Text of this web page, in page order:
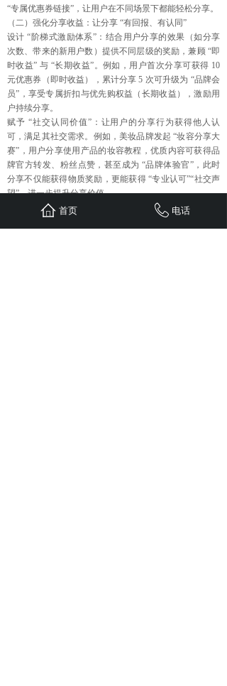
“专属优惠券链接”，让用户在不同场景下都能轻松分享。
（二）强化分享收益：让分享 “有回报、有认同”
设计 “阶梯式激励体系”：结合用户分享的效果（如分享
次数、带来的新用户数）提供不同层级的奖励，兼顾 “即
时收益” 与 “长期收益”。例如，用户首次分享可获得 10
元优惠券（即时收益），累计分享 5 次可升级为 “品牌会
员”，享受专属折扣与优先购权益（长期收益），激励用
户持续分享。
赋予 “社交认同价值”：让用户的分享行为获得他人认
可，满足其社交需求。例如，美妆品牌发起 “妆容分享大
赛”，用户分享使用产品的妆容教程，优质内容可获得品
牌官方转发、粉丝点赞，甚至成为 “品牌体验官”，此时
分享不仅能获得物质奖励，更能获得 “专业认可”“社交声
望”，进一步提升分享价值。
四、持续优化：基于数据迭代价值体系
首页 电话